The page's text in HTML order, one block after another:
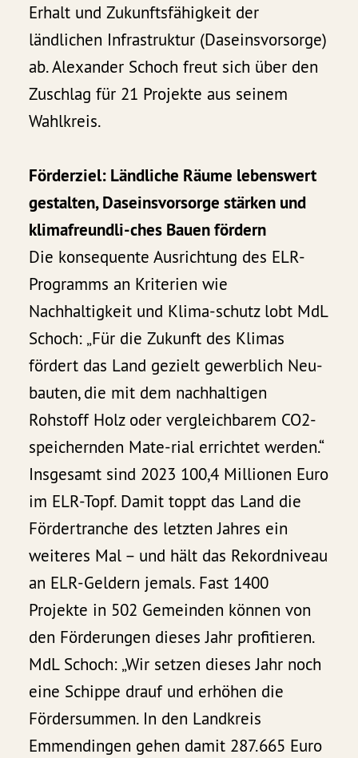
Erhalt und Zukunftsfähigkeit der
ländlichen Infrastruktur (Daseinsvorsorge)
ab. Alexander Schoch freut sich über den
Zuschlag für 21 Projekte aus seinem
Wahlkreis.
Förderziel: Ländliche Räume lebenswert
gestalten, Daseinsvorsorge stärken und
klimafreundli-ches Bauen fördern
Die konsequente Ausrichtung des ELR-
Programms an Kriterien wie
Nachhaltigkeit und Klima-schutz lobt MdL
Schoch: „Für die Zukunft des Klimas
fördert das Land gezielt gewerblich Neu-
bauten, die mit dem nachhaltigen
Rohstoff Holz oder vergleichbarem CO2-
speichernden Mate-rial errichtet werden.“
Insgesamt sind 2023 100,4 Millionen Euro
im ELR-Topf. Damit toppt das Land die
Fördertranche des letzten Jahres ein
weiteres Mal – und hält das Rekordniveau
an ELR-Geldern jemals. Fast 1400
Projekte in 502 Gemeinden können von
den Förderungen dieses Jahr profitieren.
MdL Schoch: „Wir setzen dieses Jahr noch
eine Schippe drauf und erhöhen die
Fördersummen. In den Landkreis
Emmendingen gehen damit 287.665 Euro